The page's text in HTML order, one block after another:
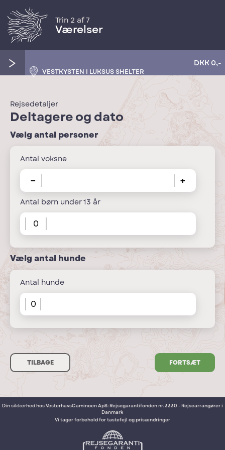
Trin 2 af 7
Værelser
VESTKYSTEN I LUKSUS SHELTER
DKK 0,-
Rejsedetaljer
Deltagere og dato
Vælg antal personer
Antal voksne
− +
Antal børn under 13 år
Vælg antal hunde
Antal hunde
TILBAGE
Din sikkerhed hos VesterhavsCaminoen ApS: Rejsegarantifonden nr. 3330 - Rejsearrangører i
Danmark
Vi tager forbehold for tastefejl og prisændringer